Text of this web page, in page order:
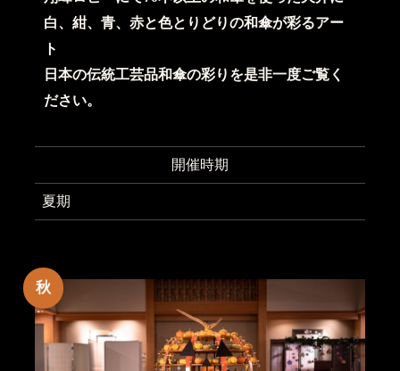
白、紺、青、赤と色とりどりの和傘が彩るアー
ト
日本の伝統工芸品和傘の彩りを是非一度ご覧く
ださい。
開催時期
夏期
秋